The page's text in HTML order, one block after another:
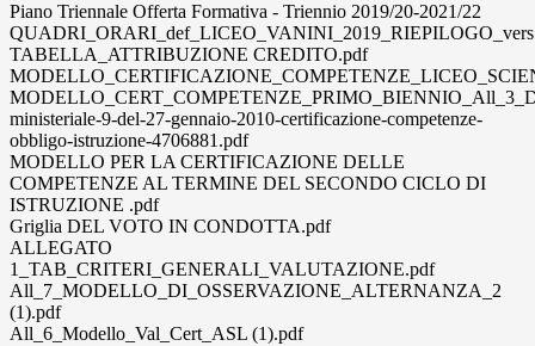
Piano Triennale Offerta Formativa - Triennio 2019/20-2021/22
TABELLA_ATTRIBUZIONE CREDITO.pdf
ministeriale-9-del-27-gennaio-2010-certificazione-competenze-
obbligo-istruzione-4706881.pdf
MODELLO PER LA CERTIFICAZIONE DELLE
COMPETENZE AL TERMINE DEL SECONDO CICLO DI
ISTRUZIONE .pdf
Griglia DEL VOTO IN CONDOTTA.pdf
ALLEGATO
1_TAB_CRITERI_GENERALI_VALUTAZIONE.pdf
All_7_MODELLO_DI_OSSERVAZIONE_ALTERNANZA_2
(1).pdf
All_6_Modello_Val_Cert_ASL (1).pdf